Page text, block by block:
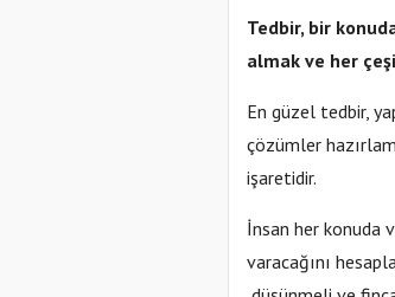
Tedbir, bir
almak ve her
En güzel tedbir,
çözümler
işaretidir.
İnsan her konuda
varacağını